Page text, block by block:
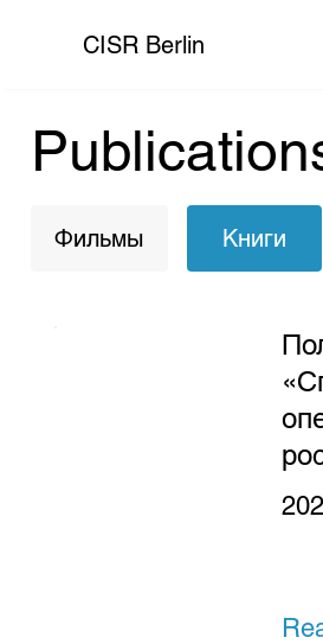
CISR Berlin
Фильмы Книги